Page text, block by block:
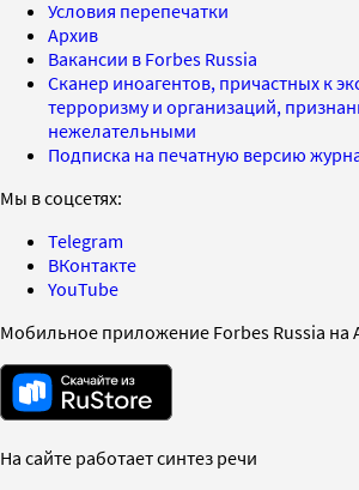
Условия перепечатки
Архив
Вакансии в Forbes Russia
Сканер иноагентов, причастных к
терроризму и организаций,
нежелательными
Подписка на печатную версию
Мы в соцсетях:
Telegram
ВКонтакте
YouTube
Мобильное приложение Forbes Russia на
На сайте работает синтез речи